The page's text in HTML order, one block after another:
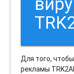
Для того,
рекламы